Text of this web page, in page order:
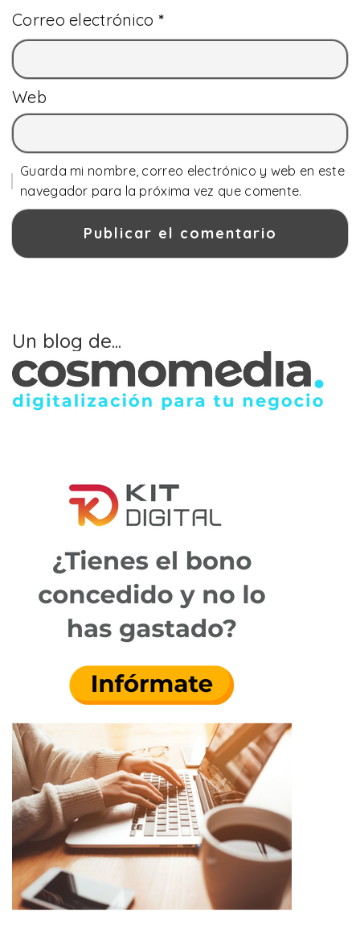
Correo electrónico *
Web
Guarda mi nombre, correo electrónico y web en este
navegador para la próxima vez que comente.
Un blog de...